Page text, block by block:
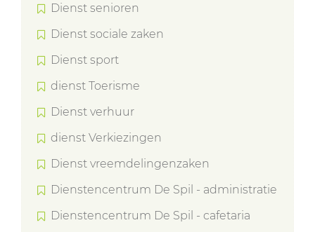
Dienst senioren
Dienst sociale zaken
Dienst sport
dienst Toerisme
Dienst verhuur
dienst Verkiezingen
Dienst vreemdelingenzaken
Dienstencentrum De Spil - administratie
Dienstencentrum De Spil - cafetaria